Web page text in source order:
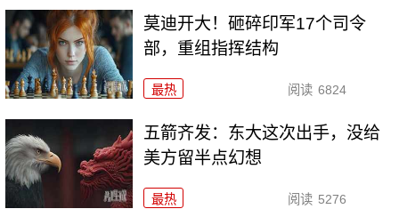
莫迪开大！砸碎印军17个司令
部，重组指挥结构
最热 阅读 6824
五箭齐发：东大这次出手，没给
美方留半点幻想
最热 阅读 5276